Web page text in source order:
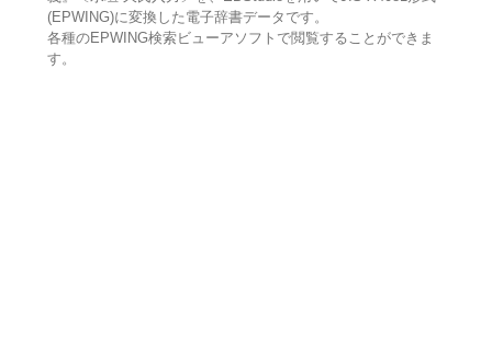
(EPWING)に変換した電子辞書データです。
各種のEPWING検索ビューアソフトで閲覧することができま
す。